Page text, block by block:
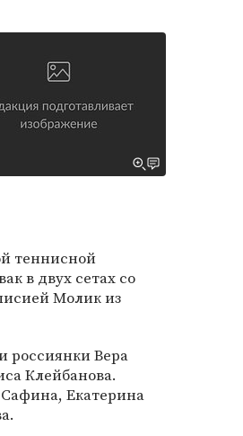
теннисной
в двух сетах со
Молик из
россиянки Вера
Клейбанова.
Екатерина